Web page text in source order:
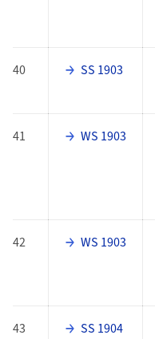
40 SS 1903
41 WS 1903
42 WS 1903
43 SS 1904